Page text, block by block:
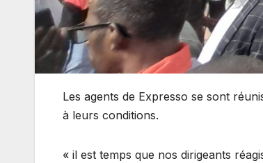
Les agents de Expresso se sont
à leurs conditions.
« il est temps que nos dirigeants